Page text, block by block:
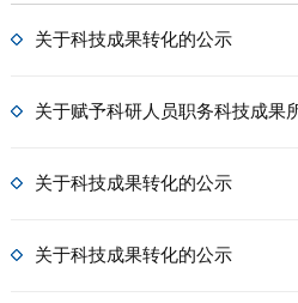
关于科技成果转化的公示
关于赋予科研人员职务科技成果
关于科技成果转化的公示
关于科技成果转化的公示